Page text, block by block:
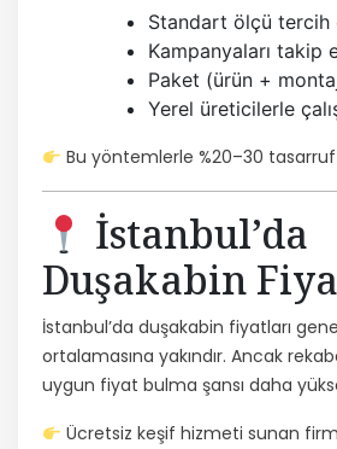
Standart ölçü tercih
Kampanyaları takip
Paket (ürün +
Yerel üreticilerle
Bu yöntemlerle %20–30
İstanbul’da
Duşakabin
İstanbul’da duşakabin fiyatları
ortalamasına yakındır. Ancak
uygun fiyat bulma şansı daha
Ücretsiz keşif hizmeti sunan